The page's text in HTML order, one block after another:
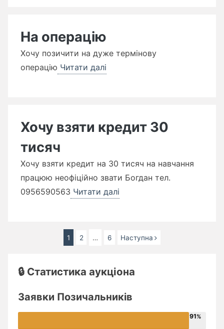
На операцію
Хочу позичити на дуже термінову
операцію Читати далі
Хочу взяти кредит 30
тисяч
Хочу взяти кредит на 30 тисяч на навчання
працюю неофіційно звати Богдан тел.
0956590563 Читати далі
1 2 … 6 Наступна
🔒 Статистика аукціона
Заявки Позичальників
91